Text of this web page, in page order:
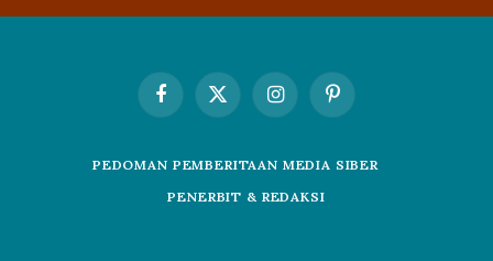
FacebookX
(Twitter)
InstagramPinterest
PEDOMAN PEMBERITAAN MEDIA SIBER
PENERBIT & REDAKSI